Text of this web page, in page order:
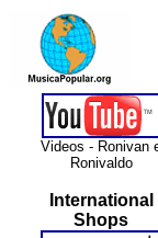
Videos - Ronivan
Ronivaldo
International
Shops